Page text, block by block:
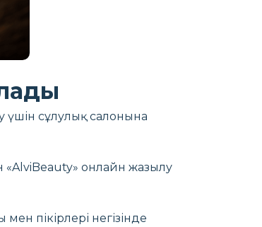
үшін сұлулық салонына
онлайн жазылу
пікірлері негізінде